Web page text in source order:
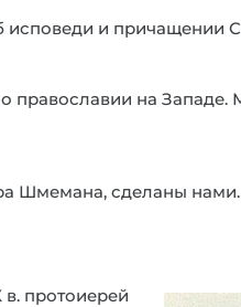
и причащении
на Западе.
Шмемана, сделаны нами.
протоиерей